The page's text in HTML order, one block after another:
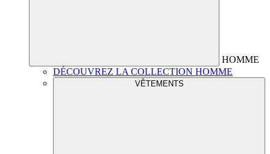
HOMME
DÉCOUVREZ LA COLLECTION HOMME
VÊTEMENTS